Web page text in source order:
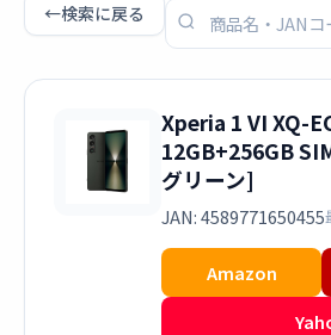
←検索に戻る
Xperia 1 VI XQ-
12GB+256GB
グリーン]
JAN: 4589771650455
Amazon